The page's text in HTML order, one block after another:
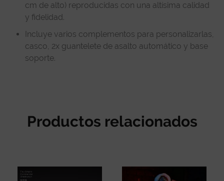
cm de alto) reproducidas con una altísima calidad
y fidelidad.
Incluye varios complementos para personalizarlas,
casco, 2x guantelete de asalto automático y base
soporte.
Productos relacionados